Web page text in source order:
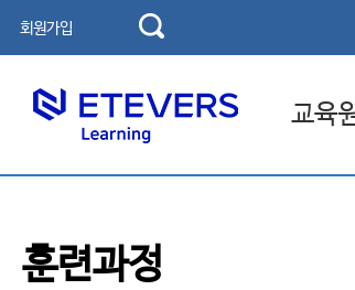
회원가입
교육
훈련과정